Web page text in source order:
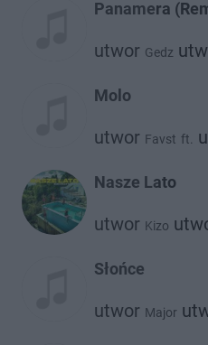
Panamera
utwor Gedz
Catch Up
Molo
utwor Favst ft.
Nasze Lato
utwor Kizo
Słońce
utwor Major